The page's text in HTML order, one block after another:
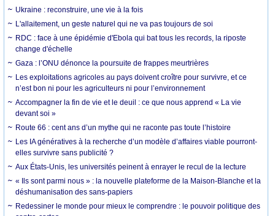
Ukraine : reconstruire, une vie à la fois
L'allaitement, un geste naturel qui ne va pas toujours de soi
RDC : face à une épidémie d'Ebola qui bat tous les records, la riposte
change d'échelle
Gaza : l’ONU dénonce la poursuite de frappes meurtrières
Les exploitations agricoles au pays doivent croître pour survivre, et ce
n’est bon ni pour les agriculteurs ni pour l’environnement
Accompagner la fin de vie et le deuil : ce que nous apprend « La vie
devant soi »
Route 66 : cent ans d’un mythe qui ne raconte pas toute l’histoire
Les IA génératives à la recherche d’un modèle d’affaires viable pourront-
elles survivre sans publicité ?
Aux États-Unis, les universités peinent à enrayer le recul de la lecture
« Ils sont parmi nous » : la nouvelle plateforme de la Maison-Blanche et la
déshumanisation des sans-papiers
Redessiner le monde pour mieux le comprendre : le pouvoir politique des